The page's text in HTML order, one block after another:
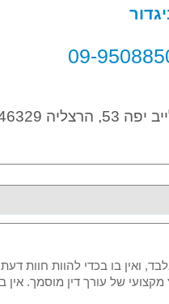
09-
יפה 53, הרצליה 46329
ואין בו בכדי להוות חוות
מקצועי של עורך דין מוסמך.